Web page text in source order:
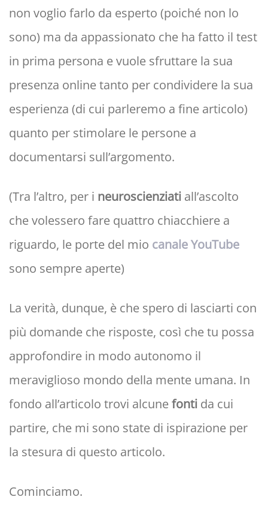
non voglio farlo da esperto (poiché non lo
sono) ma da appassionato che ha fatto il test
in prima persona e vuole sfruttare la sua
presenza online tanto per condividere la sua
esperienza (di cui parleremo a fine articolo)
quanto per stimolare le persone a
documentarsi sull’argomento.
(Tra l’altro, per i neuroscienziati all’ascolto
che volessero fare quattro chiacchiere a
riguardo, le porte del mio canale YouTube
sono sempre aperte)
La verità, dunque, è che spero di lasciarti con
più domande che risposte, così che tu possa
approfondire in modo autonomo il
meraviglioso mondo della mente umana. In
fondo all’articolo trovi alcunefonti da cui
partire, che mi sono state di ispirazione per
la stesura di questo articolo.
Cominciamo.